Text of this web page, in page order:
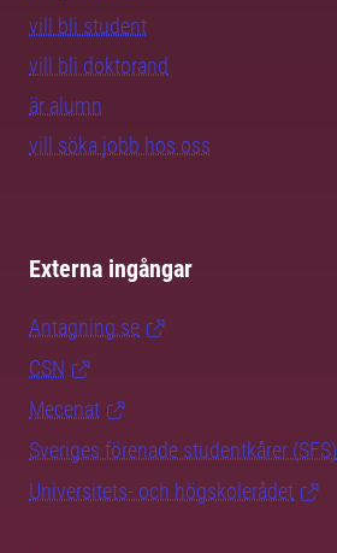
vill bli student
vill bli doktorand
är alumn
vill söka jobb hos oss
Externa ingångar
Antagning.se
CSN
Mecenat
Sveriges förenade studentkårer (SFS)
Universitets- och högskolerådet